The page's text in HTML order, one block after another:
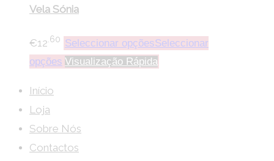
Vela Sónia
€12 .60 Seleccionar opçõesSeleccionar
opções Visualização Rápida
Início
Loja
Sobre Nós
Contactos